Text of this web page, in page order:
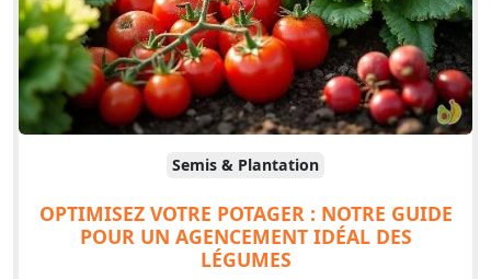
Semis & Plantation
OPTIMISEZ VOTRE POTAGER : NOTRE GUIDE
POUR UN AGENCEMENT IDÉAL DES
LÉGUMES